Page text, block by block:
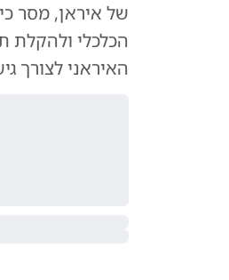
של איראן, מסר
הכלכלי ולהקלת
האיראני לצורך